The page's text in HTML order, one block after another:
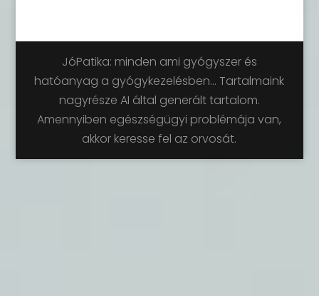
JóPatika: minden ami gyógyszer és
hatóanyag a gyógykezelésben... Tartalmaink
nagyrésze AI által generált tartalom.
Amennyiben egészségügyi problémája van,
akkor keresse fel az orvosát.